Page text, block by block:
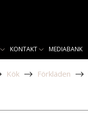
KONTAKT MEDIABANK
Kök Förkläden